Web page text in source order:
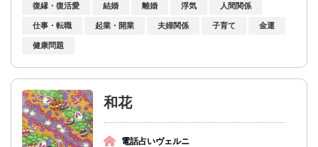
復縁・復活愛 結婚 離婚 浮気 人間関係
仕事・転職 起業・開業 夫婦関係 子育て 金運
健康問題
和花
電話占いヴェルニ